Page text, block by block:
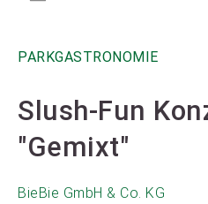
PARKGASTRONOMIE
Slush-Fun
"Gemixt"
BieBie GmbH & Co. KG